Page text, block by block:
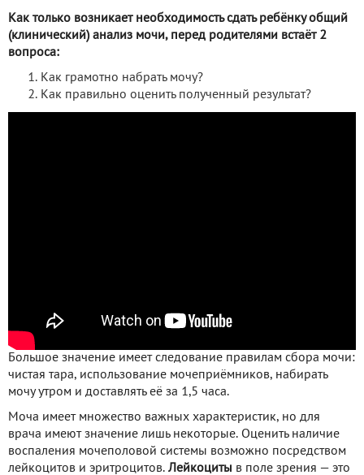
Как только возникает необходимость сдать ребёнку общий
(клинический) анализ мочи, перед родителями встаёт 2
вопроса:
Как грамотно набрать мочу?
Как правильно оценить полученный результат?
Большое значение имеет следование правилам сбора мочи:
чистая тара, использование мочеприёмников, набирать
мочу утром и доставлять её за 1,5 часа.
Моча имеет множество важных характеристик, но для
врача имеют значение лишь некоторые. Оценить наличие
воспаления мочеполовой системы возможно посредством
лейкоцитов и эритроцитов. Лейкоциты в поле зрения — это